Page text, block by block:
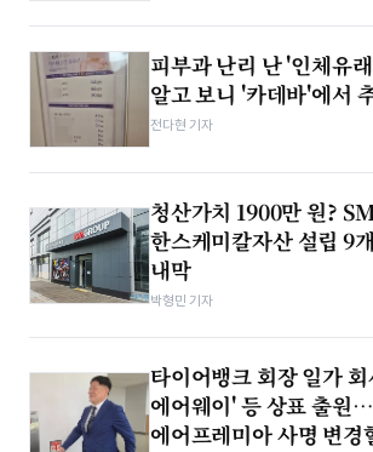
피부과 난리 난 '인체유
알고 보니 '카데바'에서
전다현 기자
청산가치 1900만 원?
한스케미칼자산 설립 9
내막
박형민 기자
타이어뱅크 회장 일가
에어웨이' 등 상표 출원…
에어프레미아 사명 변경